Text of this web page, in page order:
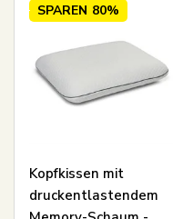
SPAREN 80%
Kopfkissen mit
druckentlastendem